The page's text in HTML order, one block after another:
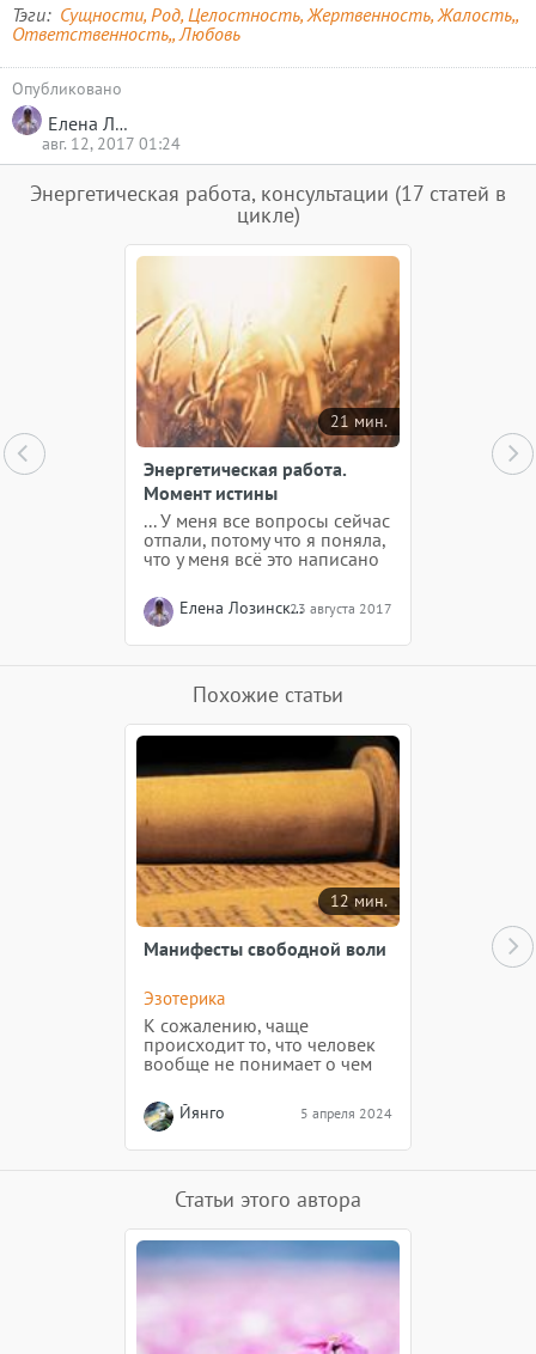
Тэги Сущности Род Целостность Жертвенность Жалость,
Ответственность, Любовь
Опубликовано
Елена Лозинская
авг. 12, 2017 01:24
Энергетическая работа, консультации (17 статей в
цикле)
21 мин.
Энергетическая работа.
Момент истины
... У меня все вопросы сейчас
отпали, потому что я поняла,
что у меня всё это написано
в сценарии, и я всё равно
буду это делать, раз это
должно произойти. Самое
главное - мне надо
пытаюсь жить.
Елена Лозинская
23 августа 2017
Похожие статьи
12 мин.
Манифесты свободной воли
Эзотерика
К сожалению, чаще
происходит то, что человек
вообще не понимает о чем
такого Манифеста
неизвестно кем и в каком
состоянии написанного
Йянго 5 апреля 2024
Статьи этого автора